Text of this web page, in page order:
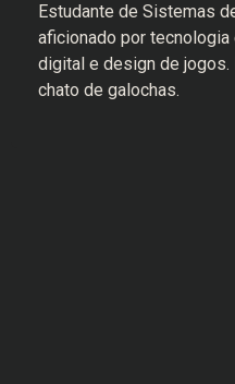
Estudante de Sistemas
aficionado por
digital e design de jogos.
chato de galochas.